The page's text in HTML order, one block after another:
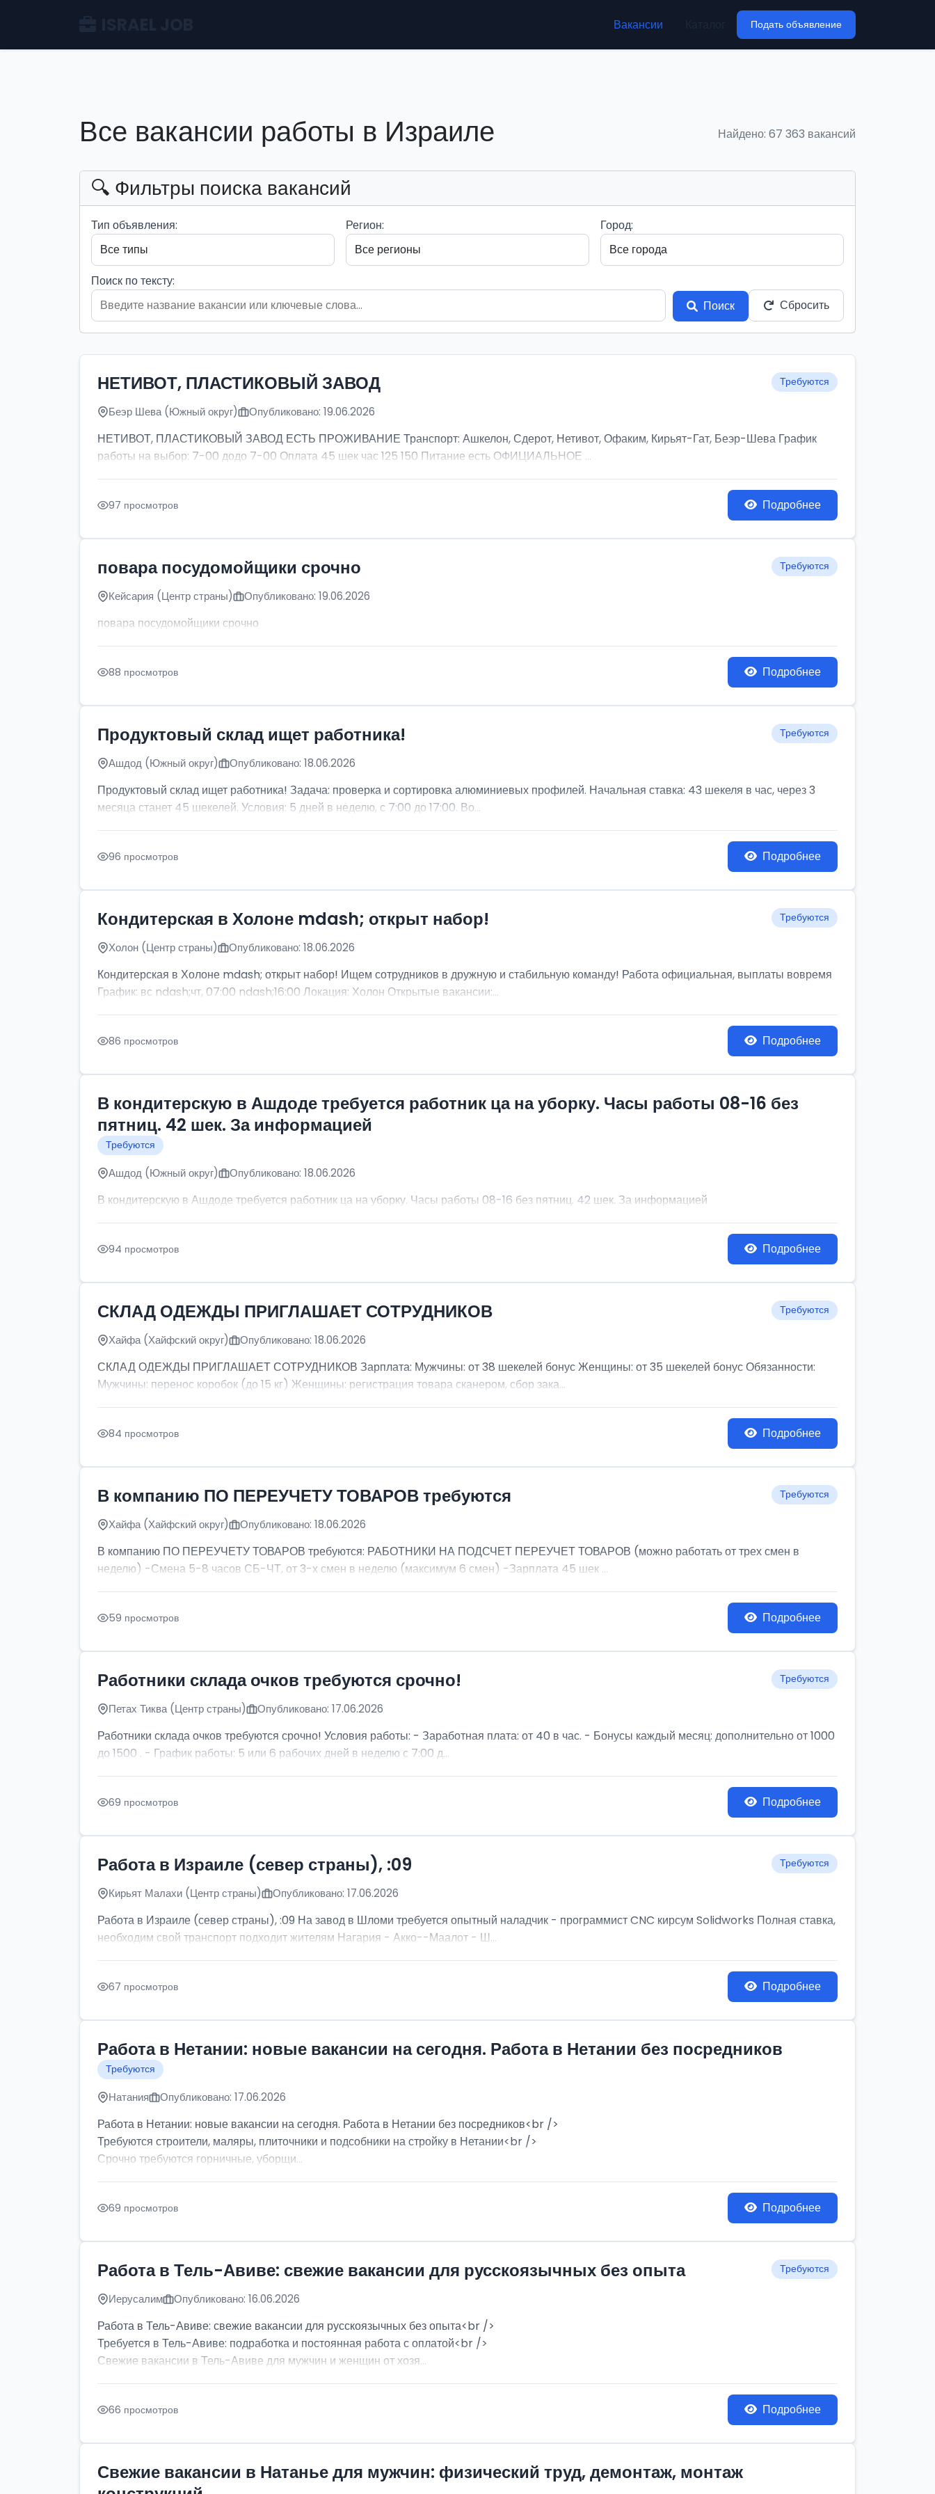
Вакансии Подать объявление
Все вакансии работы в Израиле Найдено: 67 363 вакансий
🔍 Фильтры поиска вакансий
Тип объявления: Регион: Город:
Поиск по тексту:
Поиск
Сбросить
НЕТИВОТ, ПЛАСТИКОВЫЙ ЗАВОД Требуются
Беэр Шева (Южный округ) Опубликовано: 19.06.2026
НЕТИВОТ, ПЛАСТИКОВЫЙ ЗАВОД ЕСТЬ ПРОЖИВАНИЕ Транспорт: Ашкелон, Сдерот, Нетивот, Офаким, Кирьят-Гат, Беэр-Шева График
работы на выбор: 7-00 додо 7-00 Оплата 45 шек час 125 150 Питание есть ОФИЦИАЛЬНОЕ ...
97 просмотров Подробнее
повара посудомойщики срочно Требуются
Кейсария (Центр страны) Опубликовано: 19.06.2026
повара посудомойщики срочно
88 просмотров Подробнее
Продуктовый склад ищет работника! Требуются
Ашдод (Южный округ) Опубликовано: 18.06.2026
Продуктовый склад ищет работника! Задача: проверка и сортировка алюминиевых профилей. Начальная ставка: 43 шекеля в час, через 3
месяца станет 45 шекелей. Условия: 5 дней в неделю, с 7:00 до 17:00. Во...
96 просмотров Подробнее
Кондитерская в Холоне mdash; открыт набор! Требуются
Холон (Центр страны) Опубликовано: 18.06.2026
Кондитерская в Холоне mdash; открыт набор! Ищем сотрудников в дружную и стабильную команду! Работа официальная, выплаты вовремя
График: вс ndash;чт, 07:00 ndash;16:00 Локация: Холон Открытые вакансии:...
86 просмотров Подробнее
В кондитерскую в Ашдоде требуется работник ца на уборку. Часы работы 08-16 без
пятниц. 42 шек. За информацией
Требуются
Ашдод (Южный округ) Опубликовано: 18.06.2026
В кондитерскую в Ашдоде требуется работник ца на уборку. Часы работы 08-16 без пятниц. 42 шек. За информацией
94 просмотров Подробнее
СКЛАД ОДЕЖДЫ ПРИГЛАШАЕТ СОТРУДНИКОВ Требуются
Хайфа (Хайфский округ) Опубликовано: 18.06.2026
СКЛАД ОДЕЖДЫ ПРИГЛАШАЕТ СОТРУДНИКОВ Зарплата: Мужчины: от 38 шекелей бонус Женщины: от 35 шекелей бонус Обязанности:
Мужчины: перенос коробок (до 15 кг) Женщины: регистрация товара сканером, сбор зака...
84 просмотров Подробнее
В компанию ПО ПЕРЕУЧЕТУ ТОВАРОВ требуются Требуются
Хайфа (Хайфский округ) Опубликовано: 18.06.2026
В компанию ПО ПЕРЕУЧЕТУ ТОВАРОВ требуются: РАБОТНИКИ НА ПОДСЧЕТ ПЕРЕУЧЕТ ТОВАРОВ (можно работать от трех смен в
неделю) -Смена 5-8 часов СБ-ЧТ, от 3-х смен в неделю (максимум 6 смен) -Зарплата 45 шек ...
59 просмотров Подробнее
Работники склада очков требуются срочно! Требуются
Петах Тиква (Центр страны) Опубликовано: 17.06.2026
Работники склада очков требуются срочно! Условия работы: - Заработная плата: от 40 в час. - Бонусы каждый месяц: дополнительно от 1000
до 1500 . - График работы: 5 или 6 рабочих дней в неделю с 7:00 д...
69 просмотров Подробнее
Работа в Израиле (север страны), :09 Требуются
Кирьят Малахи (Центр страны) Опубликовано: 17.06.2026
Работа в Израиле (север страны), :09 На завод в Шломи требуется опытный наладчик - программист CNC кирсум Solidworks Полная ставка,
необходим свой транспорт подходит жителям Нагария - Акко--Маалот - Ш...
67 просмотров Подробнее
Работа в Нетании: новые вакансии на сегодня. Работа в Нетании без посредников
Требуются
Натания Опубликовано: 17.06.2026
Работа в Нетании: новые вакансии на сегодня. Работа в Нетании без посредников<br />
Требуются строители, маляры, плиточники и подсобники на стройку в Нетании<br />
Срочно требуются горничные, уборщи...
69 просмотров Подробнее
Работа в Тель-Авиве: свежие вакансии для русскоязычных без опыта Требуются
Иерусалим Опубликовано: 16.06.2026
Работа в Тель-Авиве: свежие вакансии для русскоязычных без опыта<br />
Требуется в Тель-Авиве: подработка и постоянная работа с оплатой<br />
Свежие вакансии в Тель-Авиве для мужчин и женщин от хозя...
66 просмотров Подробнее
Свежие вакансии в Натанье для мужчин: физический труд, демонтаж, монтаж